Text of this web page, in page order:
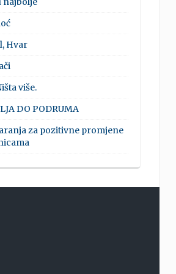
Hvar
više.
DO PODRUMA
za pozitivne promjene